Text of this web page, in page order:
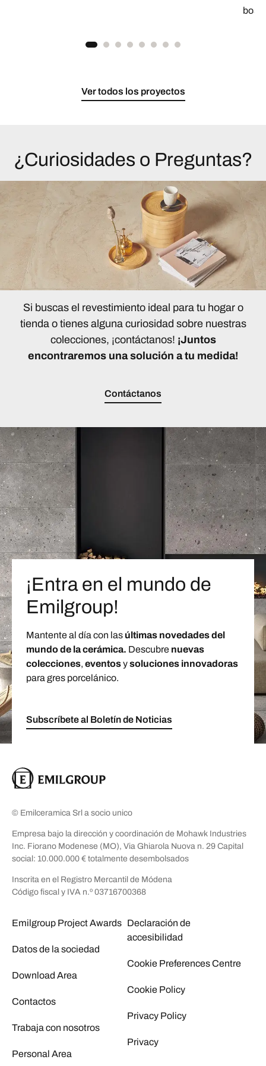
Ver todos los proyectos
¿Curiosidades o Preguntas?
Si buscas el revestimiento ideal para tu hogar o
tienda o tienes alguna curiosidad sobre nuestras
colecciones, ¡contáctanos! ¡Juntos
encontraremos una solución a tu medida!
Contáctanos
¡Entra en el mundo de
Emilgroup!
Mantente al día con las últimas novedades del
mundo de la cerámica. Descubre nuevas
colecciones, eventosysoluciones innovadoras
para gres porcelánico.
Subscríbete al Boletín de Noticias
© Emilceramica Srl a socio unico
Empresa bajo la dirección y coordinación de Mohawk Industries
Inc. Fiorano Modenese (MO), Via Ghiarola Nuova n. 29 Capital
social: 10.000.000 € totalmente desembolsados
Inscrita en el Registro Mercantil de Módena
Código fiscal y IVA n.º 03716700368
Emilgroup Project Awards
Datos de la sociedad
Download Area
Contactos
Trabaja con nosotros
Personal Area
Declaración de
accesibilidad
Cookie Preferences Centre
Cookie Policy
Privacy Policy
Privacy